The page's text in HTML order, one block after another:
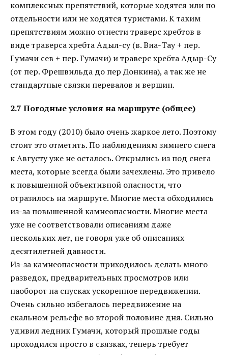
комплексных препятствий, которые ходятся или по
отдельности или не ходятся туристами. К таким
препятствиям можно отнести траверс хребтов в
виде траверса хребта Адыл-су (в. Виа-Тау + пер.
Гумачи сев + пер. Гумачи) и траверс хребта Адыр-Су
(от пер. Фрешвильда до пер Донкина), а так же не
стандартные связки перевалов и вершин.
2.7 Погодные условия на маршруте (общее)
В этом году (2010) было очень жаркое лето. Поэтому
стоит это отметить. По наблюдениям зимнего снега
к Августу уже не осталось. Открылись из под снега
места, которые всегда были зачехлены. Это привело
к повышенной объективной опасности, что
отразилось на маршруте. Многие места обходились
из-за повышенной камнеопасности. Многие места
уже не соответствовали описаниям даже
нескольких лет, не говоря уже об описаниях
десятилетней давности.
Из-за камнеопасности приходилось делать много
разведок, предварительных просмотров или
наоборот на спусках ускоренное передвижении.
Очень сильно избегалось передвижение на
скальном рельефе во второй половине дня. Сильно
удивил ледник Гумачи, который прошлые годы
проходился просто в связках, теперь требует